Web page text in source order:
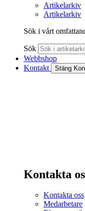
Artikelarkiv
Artikelarkiv
Sök i vårt
Sök
Webbshop
Kontakt
Stäng
Kontakta
Kontakta oss
Medarbetare